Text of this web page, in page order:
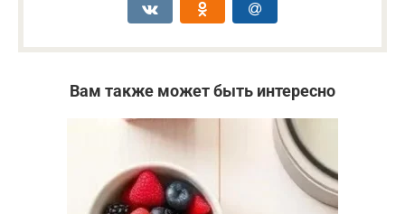
Вам также может быть интересно